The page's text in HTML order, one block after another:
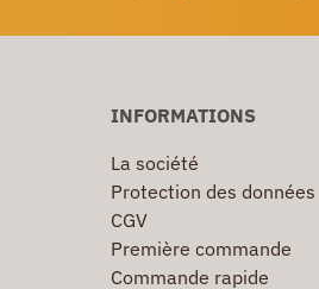
INFORMATIONS
La société
Protection des données
CGV
Première commande
Commande rapide